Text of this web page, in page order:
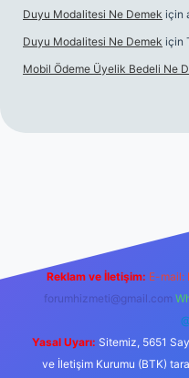
Duyu Modalitesi Ne Demek için
Duyu Modalitesi Ne Demek için
Mobil Ödeme Üyelik Bedeli Ne
Reklam ve İletişim: E-mail:
forumhizmeti@gmail.com
Yasal Uyarı: Sitemiz, 5651
ve İletişim Kurumu (BTK)